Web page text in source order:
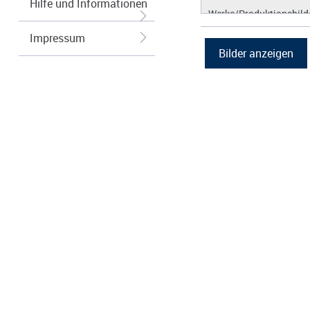
Hilfe und Informationen
Impressum
Werke/
Grafiken